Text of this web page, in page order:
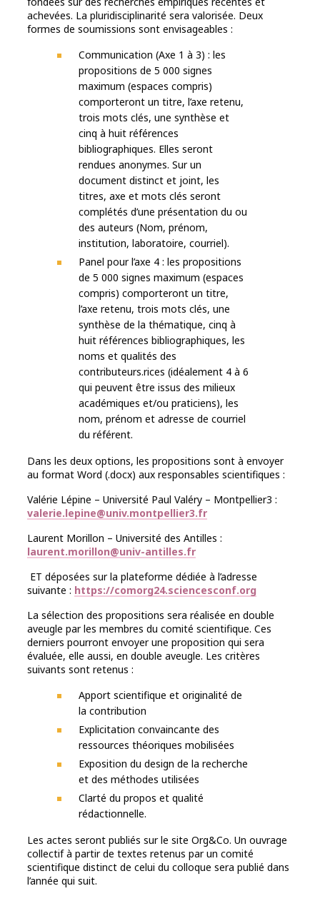
achevées. La pluridisciplinarité sera valorisée. Deux
formes de soumissions sont envisageables :
Communication (Axe 1 à 3) : les
propositions de 5 000 signes
maximum (espaces compris)
comporteront un titre, l’axe retenu,
trois mots clés, une synthèse et
cinq à huit références
bibliographiques. Elles seront
rendues anonymes. Sur un
document distinct et joint, les
titres, axe et mots clés seront
complétés d’une présentation du ou
des auteurs (Nom, prénom,
institution, laboratoire, courriel).
Panel pour l’axe 4 : les propositions
de 5 000 signes maximum (espaces
compris) comporteront un titre,
l’axe retenu, trois mots clés, une
synthèse de la thématique, cinq à
huit références bibliographiques, les
noms et qualités des
contributeurs.rices (idéalement 4 à 6
qui peuvent être issus des milieux
académiques et/ou praticiens), les
nom, prénom et adresse de courriel
du référent.
Dans les deux options, les propositions sont à envoyer
au format Word (.docx) aux responsables scientifiques :
Valérie Lépine – Université Paul Valéry – Montpellier3 :
valerie.lepine@univ.montpellier3.fr
Laurent Morillon – Université des Antilles :
laurent.morillon@univ-antilles.fr
ET déposées sur la plateforme dédiée à l’adresse
suivante : https://comorg24.sciencesconf.org
La sélection des propositions sera réalisée en double
aveugle par les membres du comité scientifique. Ces
derniers pourront envoyer une proposition qui sera
évaluée, elle aussi, en double aveugle. Les critères
suivants sont retenus :
Apport scientifique et originalité de
la contribution
Explicitation convaincante des
ressources théoriques mobilisées
Exposition du design de la recherche
et des méthodes utilisées
Clarté du propos et qualité
rédactionnelle.
Les actes seront publiés sur le site Org&Co. Un ouvrage
collectif à partir de textes retenus par un comité
scientifique distinct de celui du colloque sera publié dans
l’année qui suit.